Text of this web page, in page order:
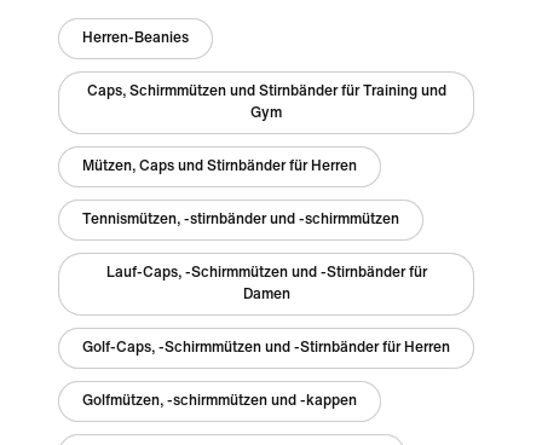
Herren-Beanies
Caps, Schirmmützen und Stirnbänder für Training und
Gym
Mützen, Caps und Stirnbänder für Herren
Tennismützen, -stirnbänder und -schirmmützen
Lauf-Caps, -Schirmmützen und -Stirnbänder für
Damen
Golf-Caps, -Schirmmützen und -Stirnbänder für Herren
Golfmützen, -schirmmützen und -kappen